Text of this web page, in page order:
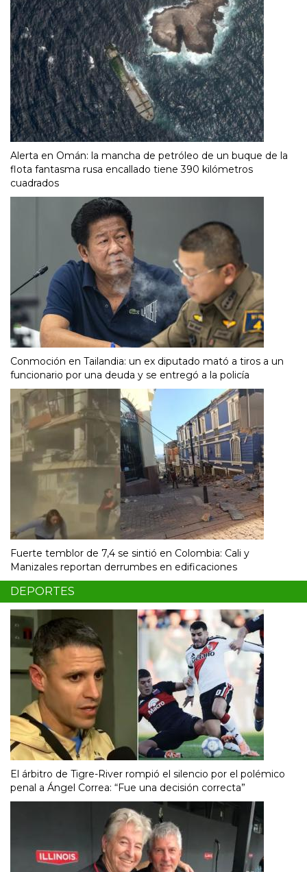
Alerta en Omán: la mancha de petróleo de un buque de la
flota fantasma rusa encallado tiene 390 kilómetros
cuadrados
Conmoción en Tailandia: un ex diputado mató a tiros a un
funcionario por una deuda y se entregó a la policía
Fuerte temblor de 7,4 se sintió en Colombia: Cali y
Manizales reportan derrumbes en edificaciones
DEPORTES
El árbitro de Tigre-River rompió el silencio por el polémico
penal a Ángel Correa: “Fue una decisión correcta”